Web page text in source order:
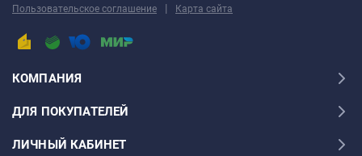
Пользовательское соглашение | Карта сайта
КОМПАНИЯ
ДЛЯ ПОКУПАТЕЛЕЙ
ЛИЧНЫЙ КАБИНЕТ